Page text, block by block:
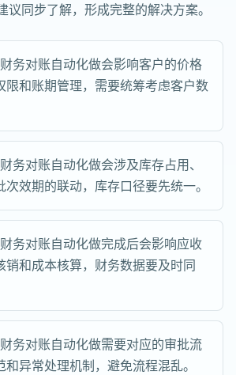
议同步了解，形成完整的解决方案。
务对账自动化做会影响客户的价格
限和账期管理，需要统筹考虑客户数
务对账自动化做会涉及库存占用、
次效期的联动，库存口径要先统一。
务对账自动化做完成后会影响应收
销和成本核算，财务数据要及时同
务对账自动化做需要对应的审批流
异常处理机制，避免流程混乱。